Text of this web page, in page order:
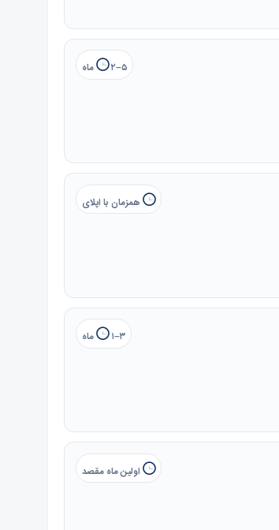
۲–۵ ماه
همزمان با اپلای
۱–۳ ماه
اولین ماه مقصد